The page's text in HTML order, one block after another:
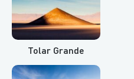
Tolar Grande